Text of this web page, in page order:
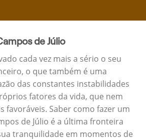
de Júlio
cada vez mais a sério o seu
o que também é uma
das constantes instabilidades
fatores da vida, que nem
favoráveis. Saber como fazer um
de Júlio é a última fronteira
tranquilidade em momentos de